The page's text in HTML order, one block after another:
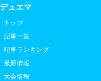
デュエマ
トップ
記事一覧
記事ランキング
最新情報
大会情報